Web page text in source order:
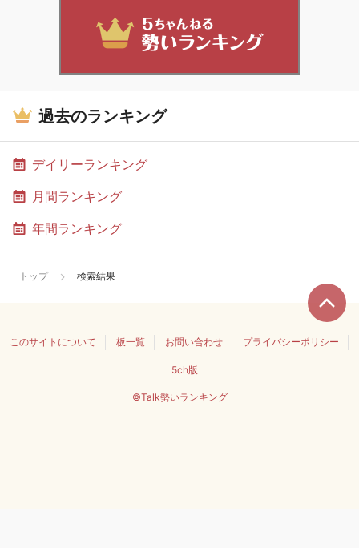
過去のランキング
デイリーランキング
月間ランキング
年間ランキング
トップ 検索結果
このサイトについて 板一覧 お問い合わせ プライバシーポリシー
5ch版
©Talk勢いランキング